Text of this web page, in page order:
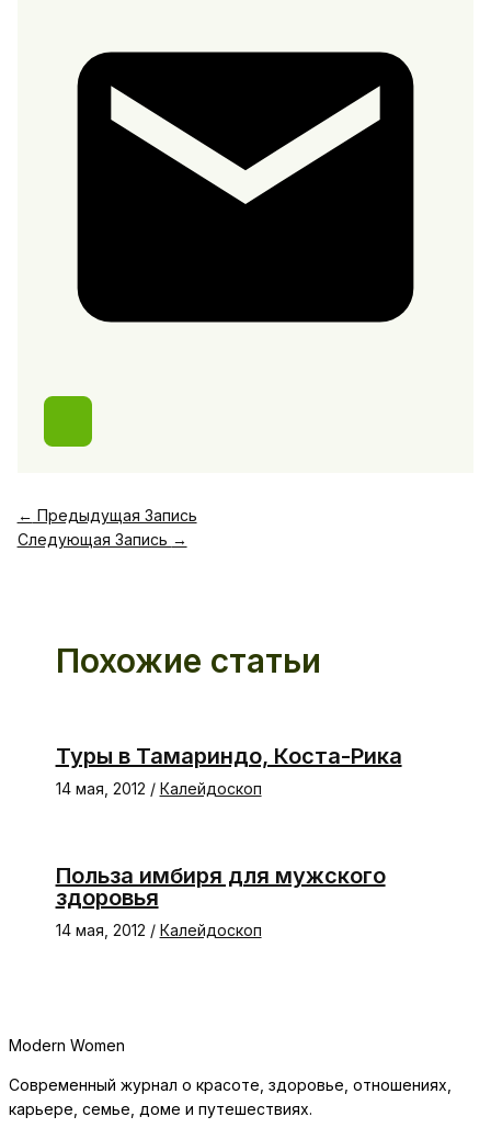
← Предыдущая Запись
Следующая Запись →
Похожие статьи
Туры в Тамариндо, Коста-Рика
14 мая, 2012 / Калейдоскоп
Польза имбиря для мужского
здоровья
14 мая, 2012 / Калейдоскоп
Modern Women
Современный журнал о красоте, здоровье, отношениях,
карьере, семье, доме и путешествиях.